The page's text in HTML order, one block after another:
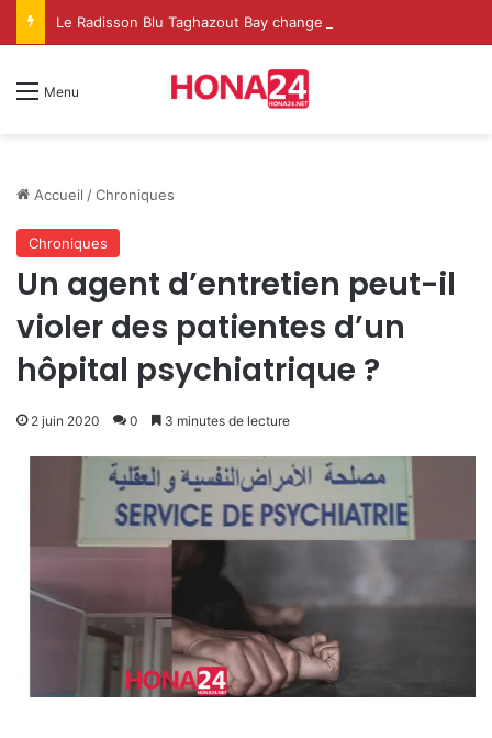
Menu
Accueil /Chroniques
Chroniques
Un agent d’entretien peut-il
violer des patientes d’un
hôpital psychiatrique ?
2 juin 2020 0 3 minutes de lecture